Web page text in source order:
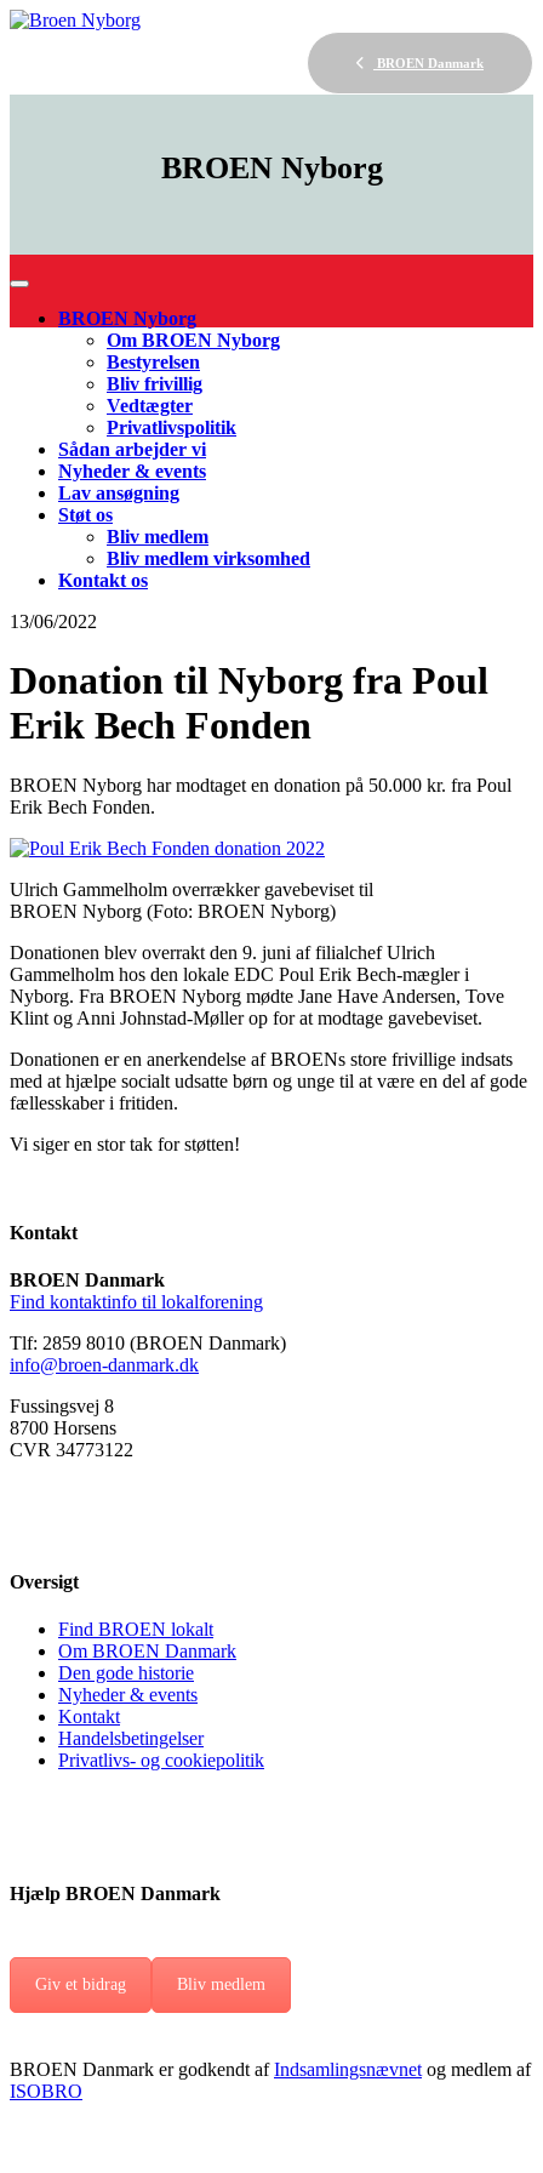
BROEN Danmark
BROENNyborg
BROEN Nyborg
Om BROEN Nyborg
Bestyrelsen
Bliv frivillig
Vedtægter
Privatlivspolitik
Sådan arbejder vi
Nyheder & events
Lav ansøgning
Støt os
Bliv medlem
Bliv medlem virksomhed
Kontakt os
13/06/2022
Donation til Nyborg fra Poul
Erik Bech Fonden
BROEN Nyborg har modtaget en donation på 50.000 kr. fra Poul
Erik Bech Fonden.
Ulrich Gammelholm overrækker gavebeviset til
BROEN Nyborg (Foto: BROEN Nyborg)
Donationen blev overrakt den 9. juni af filialchef Ulrich
Gammelholm hos den lokale EDC Poul Erik Bech-mægler i
Nyborg. Fra BROEN Nyborg mødte Jane Have Andersen, Tove
Klint og Anni Johnstad-Møller op for at modtage gavebeviset.
Donationen er en anerkendelse af BROENs store frivillige indsats
med at hjælpe socialt udsatte børn og unge til at være en del af gode
fællesskaber i fritiden.
Vi siger en stor tak for støtten!
Kontakt
BROEN Danmark
Find kontaktinfo til lokalforening
Tlf: 2859 8010 (BROEN Danmark)
info@broen-danmark.dk
Fussingsvej 8
8700 Horsens
CVR 34773122
Oversigt
Find BROEN lokalt
Om BROEN Danmark
Den gode historie
Nyheder & events
Kontakt
Handelsbetingelser
Privatlivs- og cookiepolitik
Hjælp BROEN Danmark
Giv et bidrag Bliv medlem
BROEN Danmark er godkendt afIndsamlingsnævnet og medlem af
ISOBRO